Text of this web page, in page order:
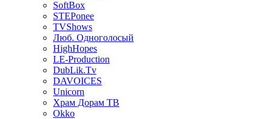
SoftBox
STEPonee
TVShows
Люб. Одноголосый
HighHopes
LE-Production
DubLik.Tv
DAVOICES
Unicorn
Храм Дорам ТВ
Okko